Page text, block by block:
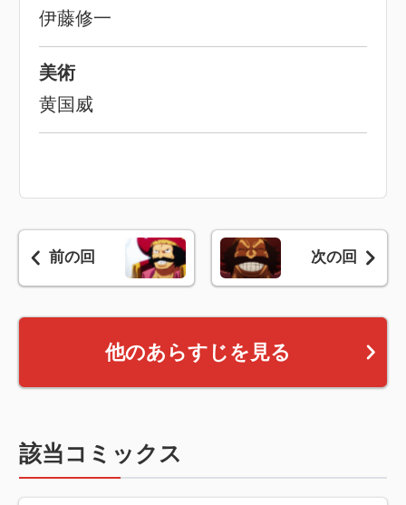
伊藤修一
美術
黄国威
前の回 次の回
他のあらすじを見る
該当コミックス